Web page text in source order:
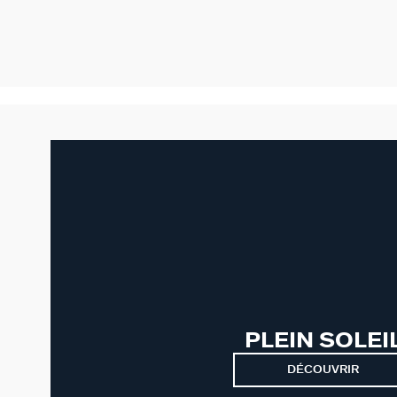
PLEIN
DÉCOUVRIR